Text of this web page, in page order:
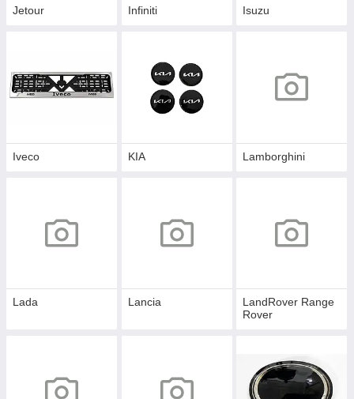
Jetour Infiniti Isuzu
Iveco KIA Lamborghini
Lada Lancia
LandRover Range
Rover